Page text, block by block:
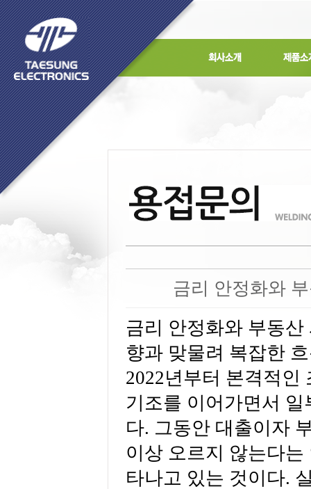
금리 안정화와
금리 안정화와 부동
향과 맞물려 복잡한
2022년부터 본격적인
기조를 이어가면서
다. 그동안 대출이자
이상 오르지 않는다
타나고 있는 것이다.